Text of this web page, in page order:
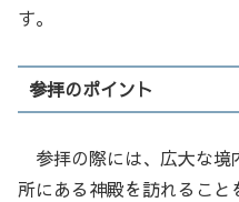
す。
参拝のポイント
参拝の際には、広大な境
所にある神殿を訪れるこ